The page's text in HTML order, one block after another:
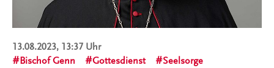
13.08.2023, 13:37 Uhr
Bischof Genn
Gottesdienst
Seelsorge